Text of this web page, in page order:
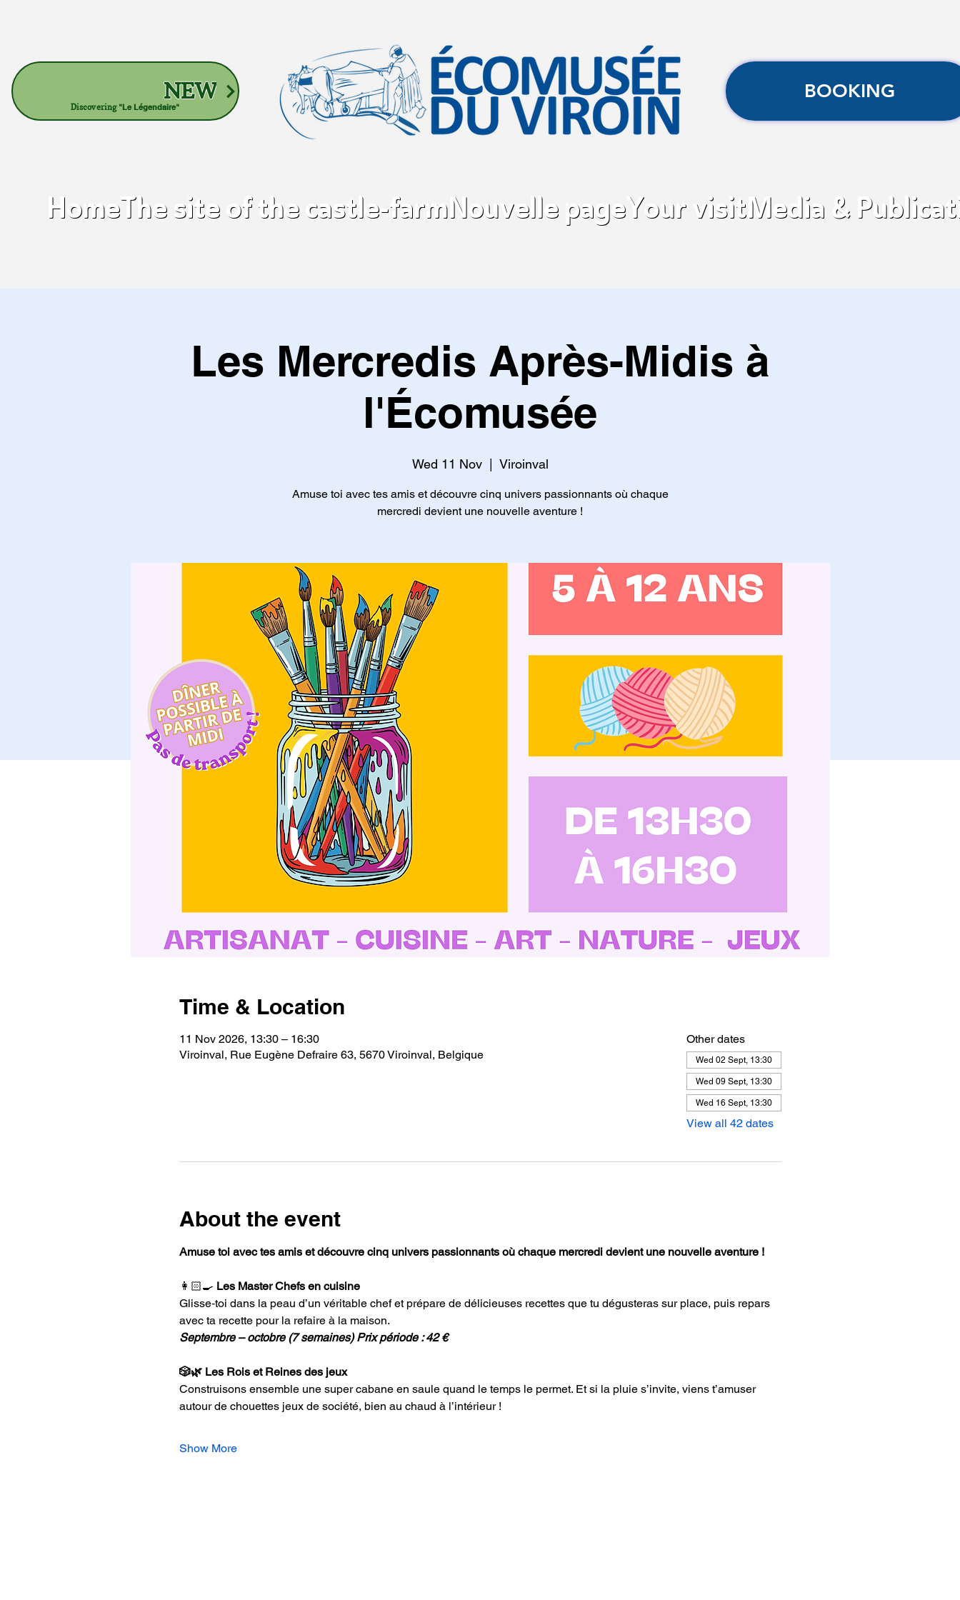
HomeThe site of the castle-farmNouvelle pageYour visitMedia &
BOOKING
NEW
Discovering "Le Légendaire"
Les Mercredis Après-Midis à
l'Écomusée
Wed 11 Nov
  |
Viroinval
Amuse toi avec tes amis et découvre cinq univers passionnants où chaque
mercredi devient une nouvelle aventure !
Time & Location
11 Nov 2026, 13:30 – 16:30
Viroinval, Rue Eugène Defraire 63, 5670 Viroinval, Belgique
Other dates
Wed 02 Sept, 13:30
Wed 09 Sept, 13:30
Wed 16 Sept, 13:30
View all 42 dates
About the event
Amuse toi avec tes amis et découvre cinq univers passionnants où chaque mercredi devient une nouvelle aventure !
👩🏻‍🍳 Les Master Chefs en cuisine
Glisse‑toi dans la peau d’un véritable chef et prépare de délicieuses recettes que tu dégusteras sur place, puis repars
avec ta recette pour la refaire à la maison.
Septembre – octobre (7 semaines) Prix période : 42 €
🎲🌿 Les Rois et Reines des jeux
Construisons ensemble une super cabane en saule quand le temps le permet. Et si la pluie s’invite, viens t’amuser
autour de chouettes jeux de société, bien au chaud à l’intérieur !
Show More